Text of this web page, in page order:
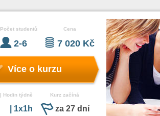
Počet studentů
2-6
Cena
7 020 Kč
Více o kurzu
Hodin týdně
| 1x1h
Kurz začíná
za 27 dní